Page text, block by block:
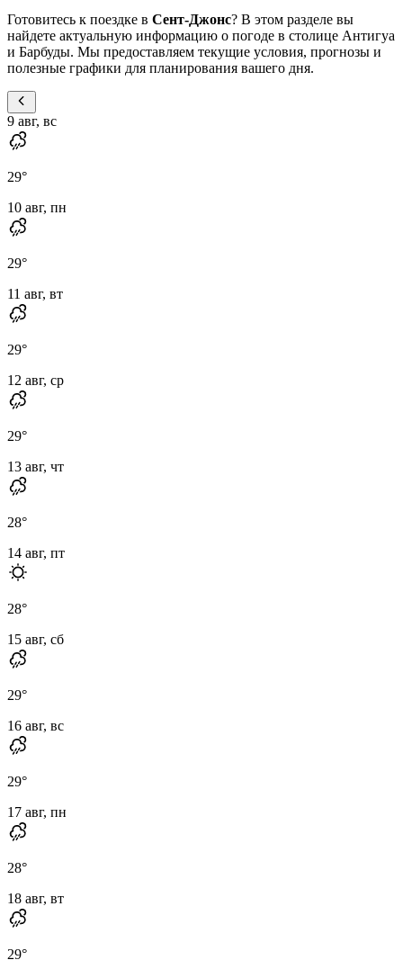
Готовитесь к поездке в Сент-Джонс? В этом разделе вы
найдете актуальную информацию о погоде в столице Антигуа
и Барбуды. Мы предоставляем текущие условия, прогнозы и
полезные графики для планирования вашего дня.
9 авг, вс
29°
10 авг, пн
29°
11 авг, вт
29°
12 авг, ср
29°
13 авг, чт
28°
14 авг, пт
28°
15 авг, сб
29°
16 авг, вс
29°
17 авг, пн
28°
18 авг, вт
29°